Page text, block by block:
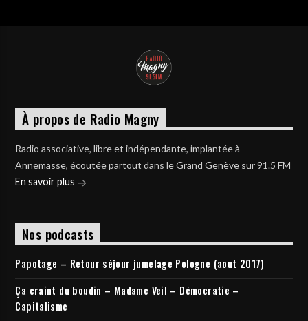
À propos de Radio Magny
Radio associative, libre et indépendante, implantée à
Annemasse, écoutée partout dans le Grand Genève sur 91.5 FM
En savoir plus
Nos podcasts
Papotage – Retour séjour jumelage Pologne (aout 2017)
Ça craint du boudin – Madame Veil – Démocratie –
Capitalisme